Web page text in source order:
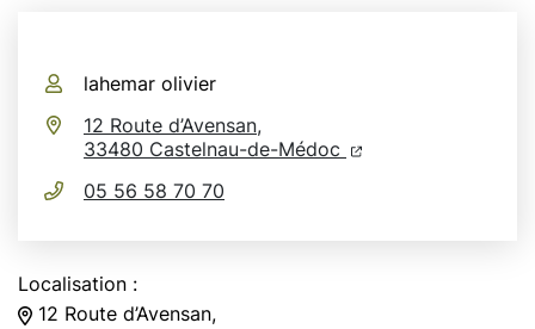
lahemar olivier
12 Route d’Avensan,
33480 Castelnau-de-Médoc (ouverture dans un
(ouverture dans
05 56 58 70 70
Localisation :
12 Route d’Avensan,